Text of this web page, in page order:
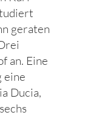
geraten
an. Eine
eine
Ducia,